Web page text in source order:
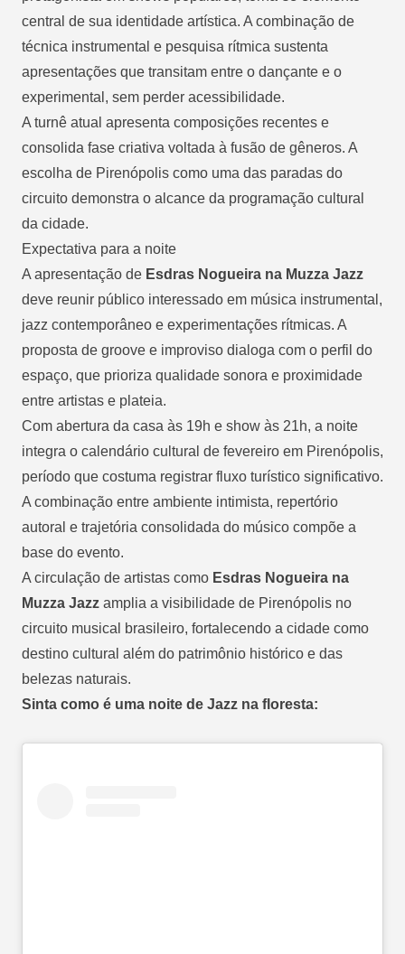
central de sua identidade artística. A combinação de
técnica instrumental e pesquisa rítmica sustenta
apresentações que transitam entre o dançante e o
experimental, sem perder acessibilidade.
A turnê atual apresenta composições recentes e
consolida fase criativa voltada à fusão de gêneros. A
escolha de Pirenópolis como uma das paradas do
circuito demonstra o alcance da programação cultural
da cidade.
Expectativa para a noite
A apresentação de Esdras Nogueira na Muzza Jazz
deve reunir público interessado em música instrumental,
jazz contemporâneo e experimentações rítmicas. A
proposta de groove e improviso dialoga com o perfil do
espaço, que prioriza qualidade sonora e proximidade
entre artistas e plateia.
Com abertura da casa às 19h e show às 21h, a noite
integra o calendário cultural de fevereiro em Pirenópolis,
período que costuma registrar fluxo turístico significativo.
A combinação entre ambiente intimista, repertório
autoral e trajetória consolidada do músico compõe a
base do evento.
A circulação de artistas como Esdras Nogueira na
Muzza Jazz amplia a visibilidade de Pirenópolis no
circuito musical brasileiro, fortalecendo a cidade como
destino cultural além do patrimônio histórico e das
belezas naturais.
Sinta como é uma noite de Jazz na floresta: